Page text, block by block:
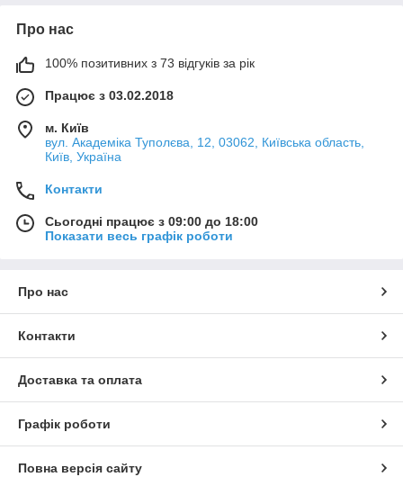
Про нас
100% позитивних з 73 відгуків за рік
Працює з 03.02.2018
м. Київ
вул. Академіка Туполєва, 12, 03062, Київська область,
Київ, Україна
Контакти
Сьогодні працює з 09:00 до 18:00
Показати весь графік роботи
Про нас
Контакти
Доставка та оплата
Графік роботи
Повна версія сайту